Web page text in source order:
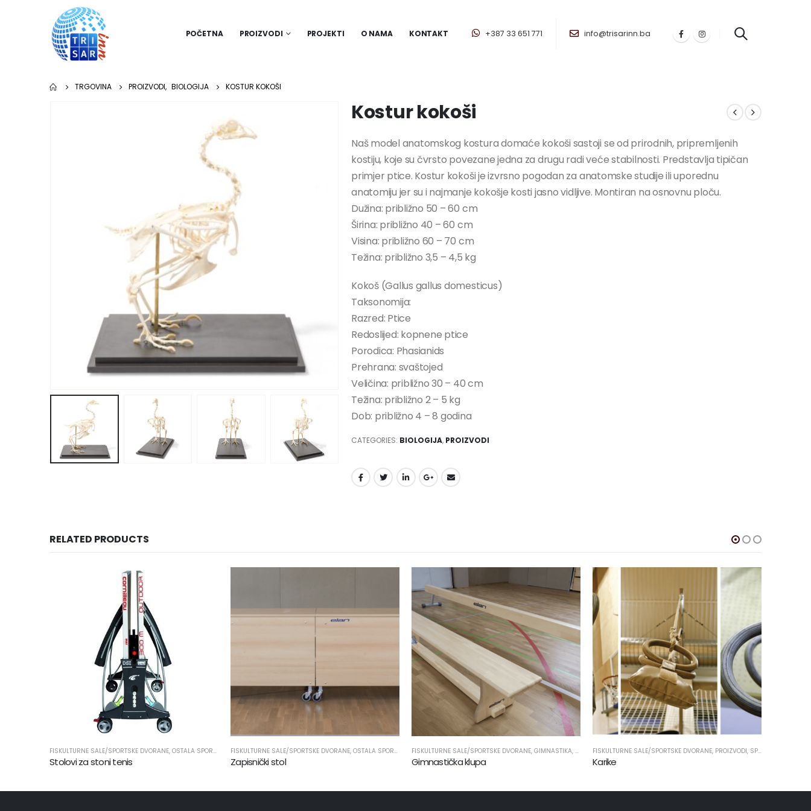
POČETNA PROIZVODI PROJEKTI O NAMA KONTAKT +387 33 651 771 info@trisarinn.ba
TRGOVINA PROIZVODI, BIOLOGIJA KOSTUR KOKOŠI
Kostur kokoši
Naš model anatomskog kostura domaće kokoši sastoji se od prirodnih, pripremljenih
kostiju, koje su čvrsto povezane jedna za drugu radi veće stabilnosti. Predstavlja tipičan
primjer ptice. Kostur kokoši je izvrsno pogodan za anatomske studije ili uporednu
anatomiju jer su i najmanje kokošje kosti jasno vidljive. Montiran na osnovnu ploču.
Dužina: približno 50 – 60 cm
Širina: približno 40 – 60 cm
Visina: približno 60 – 70 cm
Težina: približno 3,5 – 4,5 kg
Kokoš (Gallus gallus domesticus)
Taksonomija:
Razred: Ptice
Redoslijed: kopnene ptice
Porodica: Phasianids
Prehrana: svaštojed
Veličina: približno 30 – 40 cm
Težina: približno 2 – 5 kg
Dob: približno 4 – 8 godina
CATEGORIES: BIOLOGIJA, PROIZVODI
RELATED PRODUCTS
OSTALA SPORTSKA OPREMA ,PROIZVODI,SPORTSKA OPREMA
FISKULTURNE SALE/SPORTSKE DVORANE,OSTALA SPORTSKA OPREMA ,PROIZVODI,SPORTSKA OPREMA
Zapisnički stol
FISKULTURNE SALE/SPORTSKE DVORANE,GIMNASTIKA,PROIZVODI,SPORTSKA OPREMA
Gimnastička klupa
FISKULTURNE SALE/SPORTSKE DVORANE,PROIZVODI,SPORTSKA OPREMA
Karike
FISKULTURNE SALE/SPORTSKE DVORANE,GIMNASTIKA